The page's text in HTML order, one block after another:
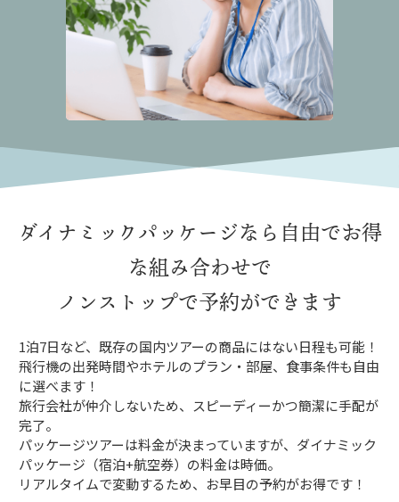
ダイナミックパッケージなら 自由でお得
な組み合わせで
ノンストップで予約ができます
1泊7日など、既存の国内ツアーの商品にはない日程も可能！
飛行機の出発時間やホテルのプラン・部屋、食事条件も自由
に選べます！
旅行会社が仲介しないため、スピーディーかつ簡潔に手配が
完了。
パッケージツアーは料金が決まっていますが、ダイナミック
パッケージ（宿泊+航空券）の料金は時価。
リアルタイムで変動するため、お早目の予約がお得です！